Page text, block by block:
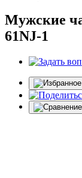
Мужские
61NJ-1